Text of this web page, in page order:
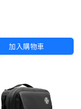
加入購物車